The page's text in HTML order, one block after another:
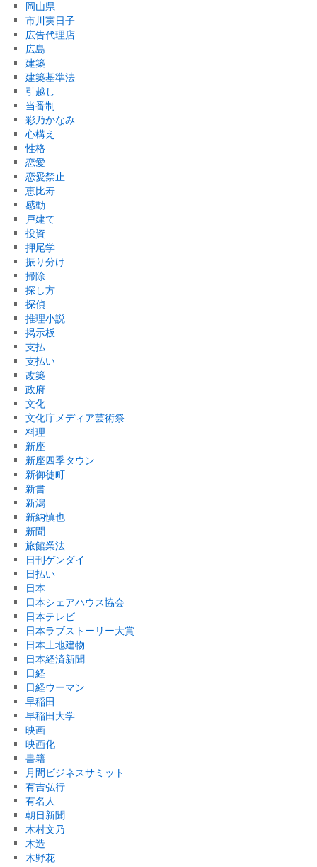
岡山県
市川実日子
広告代理店
広島
建築
建築基準法
引越し
当番制
彩乃かなみ
心構え
性格
恋愛
恋愛禁止
恵比寿
感動
戸建て
投資
押尾学
振り分け
掃除
探し方
探偵
推理小説
掲示板
支払
支払い
改築
政府
文化
文化庁メディア芸術祭
料理
新座
新座四季タウン
新御徒町
新書
新潟
新納慎也
新聞
旅館業法
日刊ゲンダイ
日払い
日本
日本シェアハウス協会
日本テレビ
日本ラブストーリー大賞
日本土地建物
日本経済新聞
日経
日経ウーマン
早稲田
早稲田大学
映画
映画化
書籍
月間ビジネスサミット
有吉弘行
有名人
朝日新聞
木村文乃
木造
木野花